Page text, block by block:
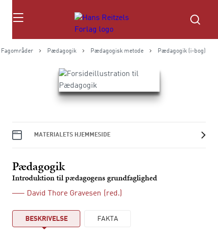
Søg
Fagområder Pædagogik Pædagogisk metode Pædagogik (i-bog)
MATERIALETS HJEMMESIDE
Pædagogik
Introduktion til pædagogens grundfaglighed
David Thore Gravesen (red.)
BESKRIVELSE FAKTA